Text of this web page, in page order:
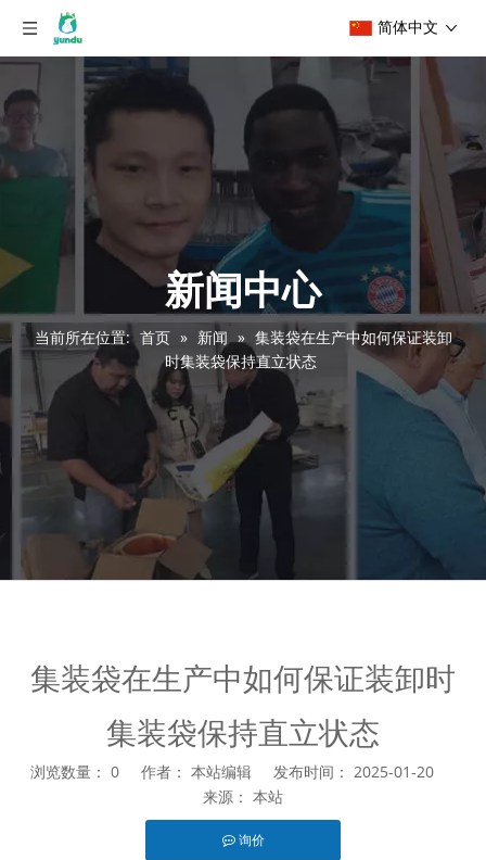
简体中文
新闻中心
当前所在位置: 首页 » 新闻 » 集装袋在生产中如何保证装卸
时集装袋保持直立状态
集装袋在生产中如何保证装卸时
集装袋保持直立状态
浏览数量： 0 作者： 本站编辑 发布时间： 2025-01-20
来源： 本站
询价